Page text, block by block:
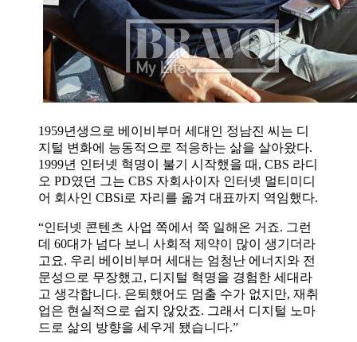
1959년생으로 베이비부머 세대인 정남진 씨는 디
지털 변화에 능동적으로 적응하는 삶을 살아왔다.
1999년 인터넷 혁명이 불기 시작했을 때, CBS 라디
오 PD였던 그는 CBS 자회사이자 인터넷 멀티미디
어 회사인 CBSi로 자리를 옮겨 대표까지 역임했다.
“인터넷 콘텐츠 사업 쪽에서 쭉 일해온 거죠. 그런
데 60대가 넘다 보니 사회적 제약이 많이 생기더라
고요. 우리 베이비부머 세대는 엄청난 에너지와 전
문성으로 무장했고, 디지털 혁명을 경험한 세대라
고 생각합니다. 은퇴했어도 멈출 수가 없지만, 재취
업은 현실적으로 쉽지 않았죠. 그래서 디지털 노마
드로 삶의 방향을 세우게 됐습니다.”